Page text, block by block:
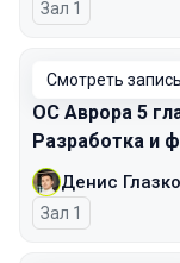
Зал 1
Смотреть запись
ОС Аврора 5
Разработка и
Денис
Зал 1